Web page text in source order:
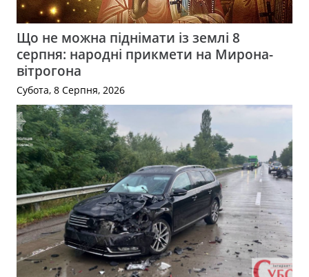
Що не можна піднімати із землі 8
серпня: народні прикмети на Мирона-
вітрогона
Субота, 8 Серпня, 2026